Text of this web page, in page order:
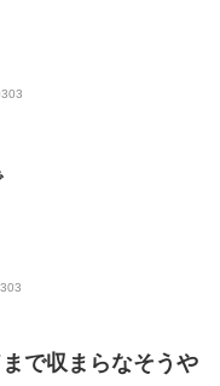
で収まらなそうや